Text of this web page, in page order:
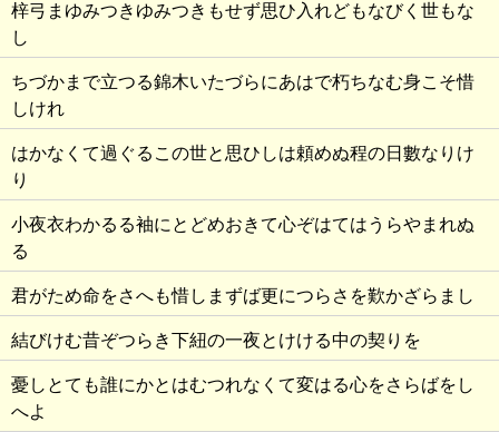
梓弓まゆみつきゆみつきもせず思ひ入れどもなびく世もな
し
ちづかまで立つる錦木いたづらにあはで朽ちなむ身こそ惜
しけれ
はかなくて過ぐるこの世と思ひしは頼めぬ程の日數なりけ
り
小夜衣わかるる袖にとどめおきて心ぞはてはうらやまれぬ
る
君がため命をさへも惜しまずば更につらさを歎かざらまし
結びけむ昔ぞつらき下紐の一夜とけける中の契りを
憂しとても誰にかとはむつれなくて変はる心をさらばをし
へよ